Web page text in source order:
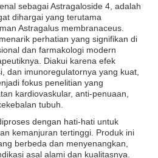
sebagai Astragaloside 4, adalah
dihargai yang terutama
Astragalus membranaceus.
perhatian yang signifikan di
dan farmakologi modern
Diakui karena efek
dan imunoregulatornya yang kuat,
fokus penelitian yang
kardiovaskular, anti-penuaan,
tubuh.
dengan hati-hati untuk
kemanjuran tertinggi. Produk ini
berbeda dan menyenangkan,
asal alami dan kualitasnya.